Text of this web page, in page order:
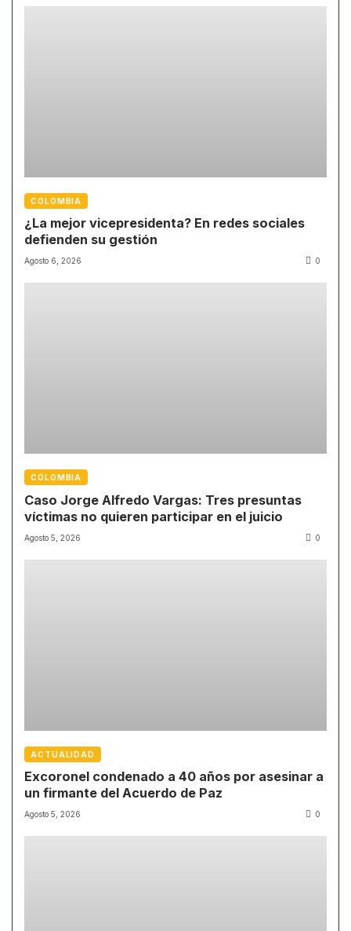
COLOMBIA
¿La mejor vicepresidenta? En redes sociales
defienden su gestión
Agosto 6, 2026 0
COLOMBIA
Caso Jorge Alfredo Vargas: Tres presuntas
víctimas no quieren participar en el juicio
Agosto 5, 2026 0
ACTUALIDAD
Excoronel condenado a 40 años por asesinar a
un firmante del Acuerdo de Paz
Agosto 5, 2026 0